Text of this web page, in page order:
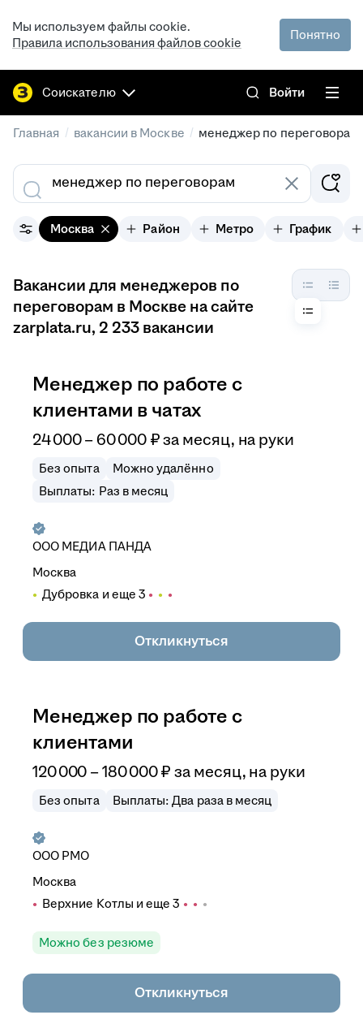
Мы используем файлы cookie.
Правила использования файлов cookie
Понятно
Соискателю Войти
Главная / вакансии в Москве / менеджер по переговорам
Москва Район Метро График
Вакансии для менеджеров по
переговорам в Москве на сайте
zarplata.ru, 2 233 вакансии
Менеджер по работе с
клиентами в чатах
24 000–60 000 ₽ за месяц, на руки
Без опыта
Можно удалённо
Выплаты: Раз в месяц
ООО МЕДИА ПАНДА
Москва
Дубровка и еще 3
Откликнуться
Менеджер по работе с
клиентами
120 000 –180 000₽ за месяц, на руки
Без опыта Выплаты: Два раза в месяц
ООО РМО
Москва
Верхние Котлы и еще 3
Можно без резюме
Откликнуться